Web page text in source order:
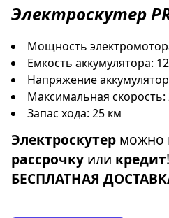
Электроскутер
Мощность
Емкость аккумулятора:
Напряжение
Максимальная скорость:
Запас хода: 25 км
Электроскутер можно
рассрочку или кредит!
БЕСПЛАТНАЯ